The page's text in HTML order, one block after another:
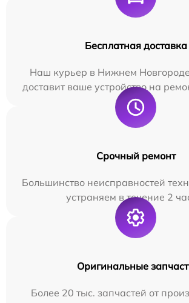
Бесплатная доставка
Наш курьер в Нижнем
доставит ваше устройство на
Срочный ремонт
Большинство неисправностей
устраняем в течение 2
Оригинальные
Более 20 тыс. запчастей от